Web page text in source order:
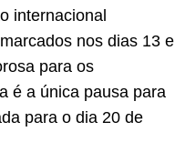
internacional
nos dias 13 e
para os
é a única pausa para
para o dia 20 de